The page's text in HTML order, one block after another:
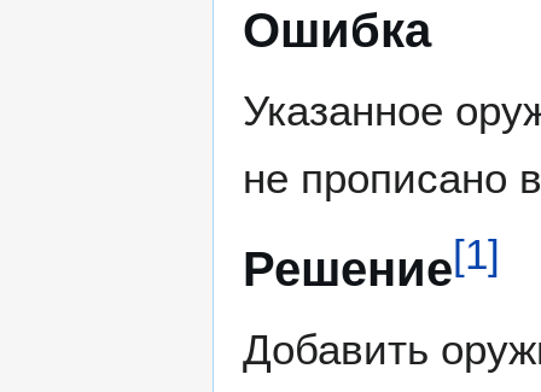
Ошибка
Указанное
не прописано
Решение[1]
Добавить